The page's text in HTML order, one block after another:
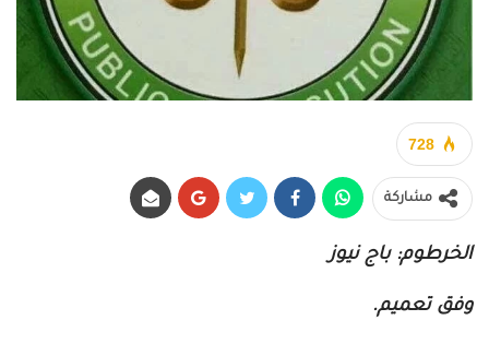
728
مشاركة
الخرطوم: باج نيوز
وفق تعميم.